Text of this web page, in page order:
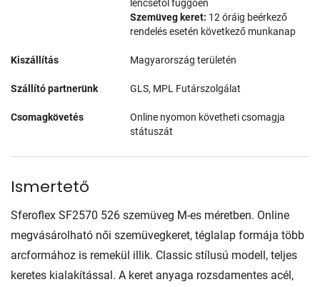
lencsétől függően
Szemüveg keret: 12 óráig beérkező
rendelés esetén következő munkanap
Kiszállítás Magyarország területén
Szállító partnerünk GLS, MPL Futárszolgálat
Csomagkövetés
Online nyomon követheti csomagja
státuszát
Ismertető
Sferoflex SF2570 526 szemüveg M-es méretben. Online
megvásárolható női szemüvegkeret, téglalap formája több
arcformához is remekül illik. Classic stílusú modell, teljes
keretes kialakítással. A keret anyaga rozsdamentes acél,